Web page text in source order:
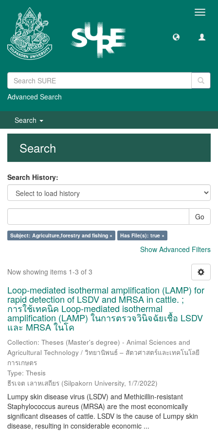
Advanced Search
Search
Search
Search History:
Go
Subject: Agriculture,forestry and fishing × Has File(s): true ×
Show Advanced Filters
Now showing items 1-3 of 3
Loop-mediated isothermal amplification (LAMP) for
rapid detection of LSDV and MRSA in cattle. ;
การใช้เทคนิค Loop-mediated isothermal
amplification (LAMP) ในการตรวจวินิจฉัยเชื้อ LSDV
และ MRSA ในโค
Collection: Theses (Master's degree) - Animal Sciences and
Agricultural Technology / วิทยานิพนธ์ – สัตวศาสตร์และเทคโนโลยี
การเกษตร
Type: Thesis
ธีรเจต เลาหเสถียร (Silpakorn University, 1/7/2022)
Lumpy skin disease virus (LSDV) and Methicillin-resistant
Staphylococcus aureus (MRSA) are the most economically
significant diseases of cattle. LSDV is the cause of Lumpy skin
disease, resulting in considerable economic ...